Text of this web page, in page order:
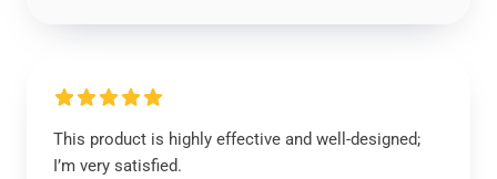
This product is highly effective and well-designed;
I’m very satisfied.